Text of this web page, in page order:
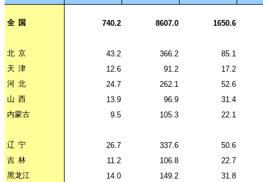
全 国 740.2 8607.0 1650.6
北 京 43.2 366.2
85.1
天 津 12.6 91.2
17.2
河 北 24.7 262.1
52.6
山 西 13.9 96.9
31.4
内蒙古
9.5 105.3 22.1
辽 宁 26.7 337.6
50.6
吉 林 11.2 106.8
22.7
黑龙江
14.0 149.2 31.8